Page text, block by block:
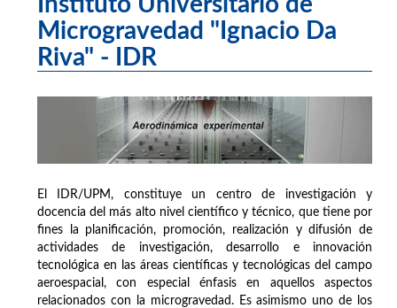
Microgravedad "Ignacio Da
Riva" - IDR
El IDR/UPM, constituye un centro de investigación y
docencia del más alto nivel científico y técnico, que tiene por
fines la planificación, promoción, realización y difusión de
actividades de investigación, desarrollo e innovación
tecnológica en las áreas científicas y tecnológicas del campo
aeroespacial, con especial énfasis en aquellos aspectos
relacionados con la microgravedad. Es asimismo uno de los